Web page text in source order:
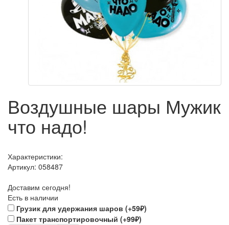
Воздушные шары Мужик
что надо!
Характеристики:
Артикул: 058487
Доставим сегодня!
Есть в наличии
Грузик для удержания шаров (+59₽)
Пакет транспортировочный (+99₽)